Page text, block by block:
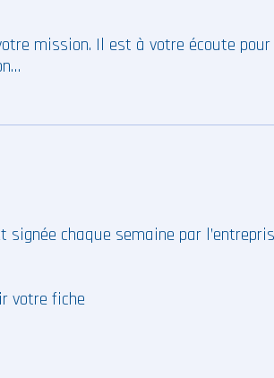
mission. Il est à votre écoute pour
chaque semaine par
votre fiche